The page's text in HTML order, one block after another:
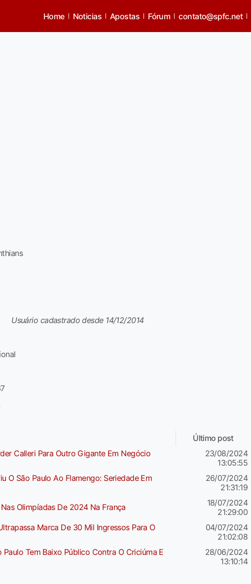
Home Noticias Apostas Fórum contato@spfc.net
Usuário cadastrado desde 14/12/2014
Último post
Calleri Para Outro Gigante Em Negócio
23/08/2024
13:05:55
O São Paulo Ao Flamengo: Seriedade Em
26/07/2024
21:31:19
Olimpíadas De 2024 Na França
18/07/2024
21:29:00
Marca De 30 Mil Ingressos Para O
04/07/2024
21:02:08
Paulo Tem Baixo Público Contra O Criciúma E
28/06/2024
13:10:14